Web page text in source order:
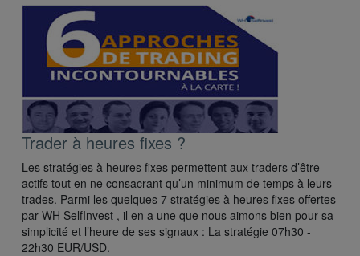
Trader à heures fixes ?
Les stratégies à heures fixes permettent aux traders d’être
actifs tout en ne consacrant qu’un minimum de temps à leurs
trades. Parmi les quelques 7 stratégies à heures fixes offertes
par WH SelfInvest , il en a une que nous aimons bien pour sa
simplicité et l’heure de ses signaux : La stratégie 07h30 -
22h30 EUR/USD.